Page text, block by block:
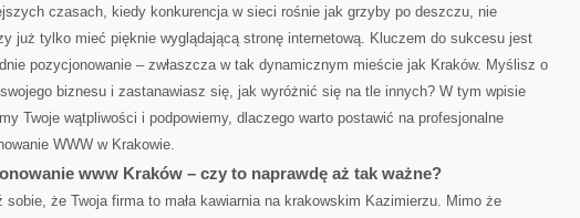
SUKCESU
TWOJEJ
FIRMY
czasach, kiedy konkurencja w sieci rośnie jak grzyby po deszczu, nie
już tylko mieć pięknie wyglądającą stronę internetową. Kluczem do sukcesu jest
pozycjonowanie – zwłaszcza w tak dynamicznym mieście jak Kraków. Myślisz o
biznesu i zastanawiasz się, jak wyróżnić się na tle innych? W tym wpisie
Twoje wątpliwości i podpowiemy, dlaczego warto postawić na profesjonalne
WWW w Krakowie.
www Kraków – czy to naprawdę aż tak ważne?
sobie, że Twoja firma to mała kawiarnia na krakowskim Kazimierzu. Mimo że